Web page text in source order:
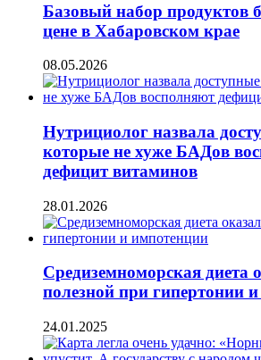
Базовый набор продуктов
цене в Хабаровском крае
08.05.2026
Нутрициолог назвала
которые не хуже БАДов
дефицит витаминов
28.01.2026
Средиземноморская диета
полезной при гипертонии
24.01.2025